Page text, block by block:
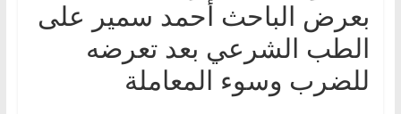
بعرض الباحث أحمد سمير على
الطب الشرعي بعد تعرضه
للضرب وسوء المعاملة